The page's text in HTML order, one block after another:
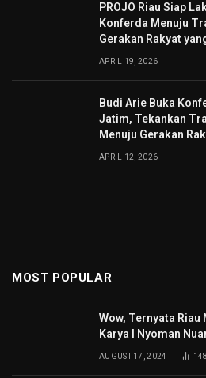
PROJO Riau Siap
Konferda Menuju
Gerakan Rakyat
APRIL 19, 2026
Budi Arie Buka
Jatim, Tekankan
Menuju Gerakan
APRIL 12, 2026
MOST POPULAR
Wow, Ternyata Riau
Karya I Nyoman
AUGUST 17, 2024 148